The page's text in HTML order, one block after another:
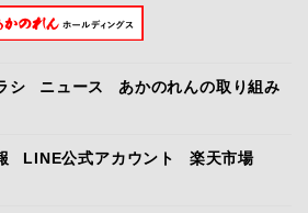
シ ニュース
あかのれんの取り組み
LINE公式アカウント
楽天市場